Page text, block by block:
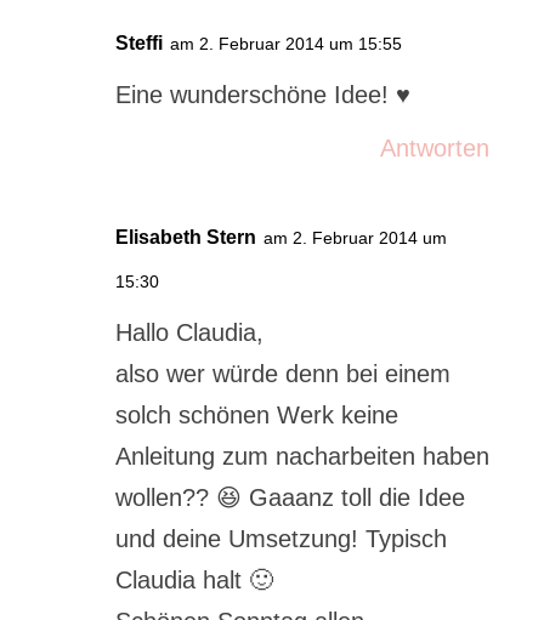
Steffi am 2. Februar 2014 um 15:55
Eine wunderschöne Idee! ♥
Antworten
Elisabeth Stern am 2. Februar 2014 um
15:30
Hallo Claudia,
also wer würde denn bei einem
solch schönen Werk keine
Anleitung zum nacharbeiten haben
wollen?? 😆 Gaaanz toll die Idee
und deine Umsetzung! Typisch
Claudia halt 🙂